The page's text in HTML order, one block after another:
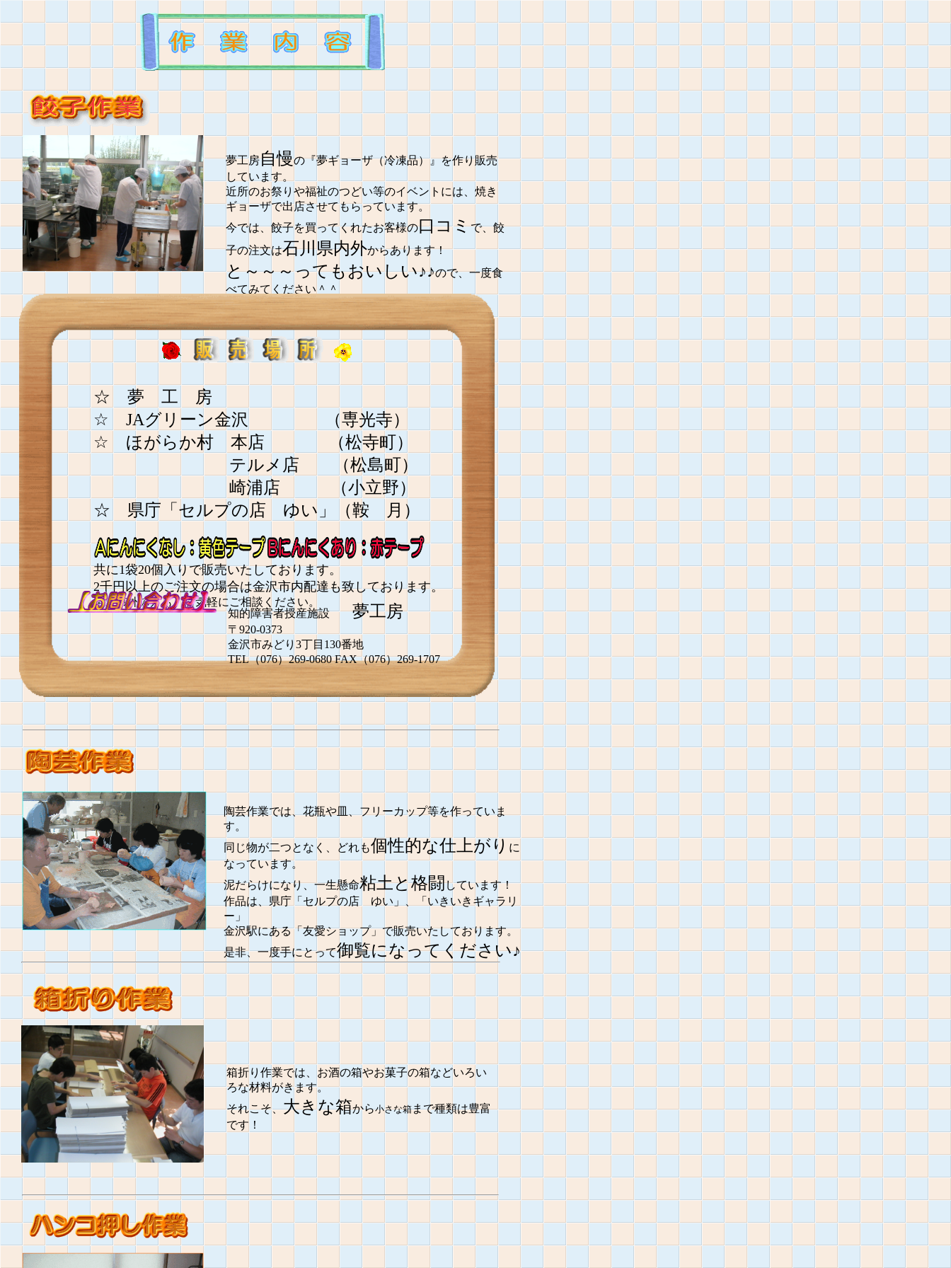
夢工房自慢の『夢ギョーザ（冷凍品）』を作り販売
しています。
近所のお祭りや福祉のつどい等のイベントには、焼き
ギョーザで出店させてもらっています。
今では、餃子を買ってくれたお客様の口コミで、餃
子の注文は石川県内外からあります！
と～～～ってもおいしい♪♪ので、一度食
べてみてください＾＾
水餃子で食べてもおいしいよ～～～♪
☆ 夢 工 房
☆ JAグリーン金沢 （専光寺）
☆ ほがらか村 本店 （松寺町）
テルメ店 （松島町）
崎浦店 （小立野）
☆ 県庁「セルプの店 ゆい」（鞍 月）
共に1袋20個入りで販売いたしております。
2千円以上のご注文の場合は金沢市内配達も致しております。
金沢市外の方も、お気軽にご相談ください。
知的障害者授産施設夢工房
〒920-0373
金沢市みどり3丁目130番地
TEL（076）269-0680 FAX（076）269-1707
陶芸作業では、花瓶や皿、フリーカップ等を作っていま
す。
同じ物が二つとなく、どれも個性的な仕上がり に
なっています。
泥だらけになり、一生懸命粘土と格闘しています！
作品は、県庁「セルプの店 ゆい」、「いきいきギャラリ
ー」
金沢駅にある「友愛ショップ」で販売いたしております。
是非、一度手にとって御覧になってください♪
箱折り作業では、お酒の箱やお菓子の箱などいろい
ろな材料がきます。
それこそ、大きな箱から小さな箱まで種類は豊富
です！